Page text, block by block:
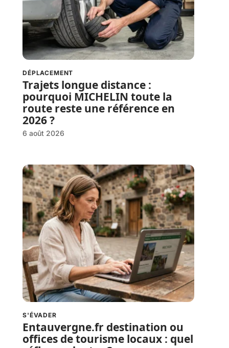
DÉPLACEMENT
Trajets longue distance :
pourquoi MICHELIN toute la
route reste une référence en
2026 ?
6 août 2026
S'ÉVADER
Entauvergne.fr destination ou
offices de tourisme locaux : quel